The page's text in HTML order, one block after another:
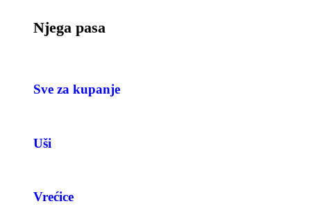
Njega pasa
Sve za kupanje
Uši
Vrećice